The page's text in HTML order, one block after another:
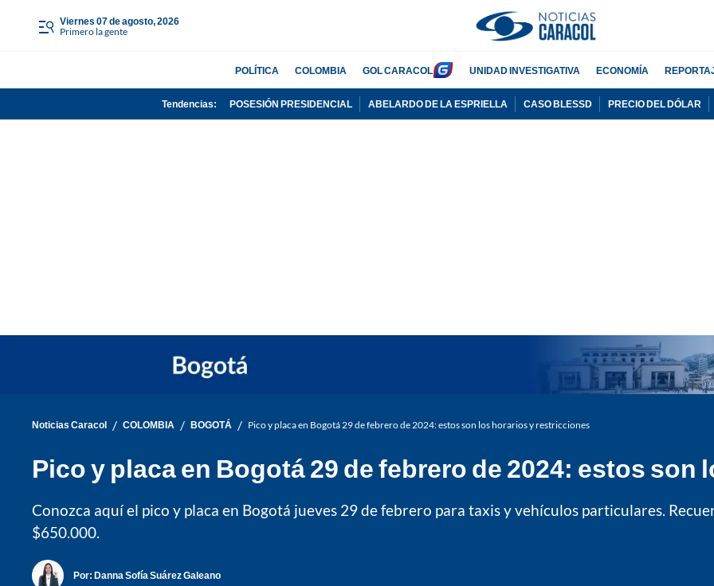
viernes 07 de agosto, 2026
Primero la gente
POLÍTICA COLOMBIA GOL CARACOL UNIDAD INVESTIGATIVA ECONOMÍA
Tendencias: POSESIÓN PRESIDENCIAL ABELARDO DE LA ESPRIELLA CASO BLESSD PRECIO DEL DÓLAR
Noticias Caracol / COLOMBIA / BOGOTÁ / Pico y placa en Bogotá 29 de febrero de 2024: estos son los horarios y restricciones
Pico y placa en Bogotá 29 de febrero de 2024: estos
Conozca aquí el pico y placa en Bogotá jueves 29 de febrero para taxis y vehículos particulares.
$650.000.
Por: Danna Sofía Suárez Galeano